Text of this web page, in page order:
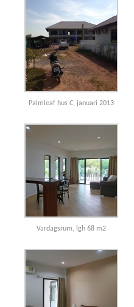
Palmleaf hus C, januari 2013
Vardagsrum, lgh 68 m2